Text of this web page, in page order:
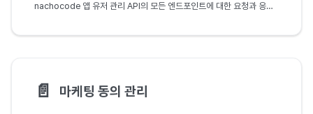
nachocode 앱 유저 관리 API의 모든 엔드포인트에 대한 요청과 응답 구조 및 사용 방법을 안내합니다.
📄️ 마케팅 동의 관리